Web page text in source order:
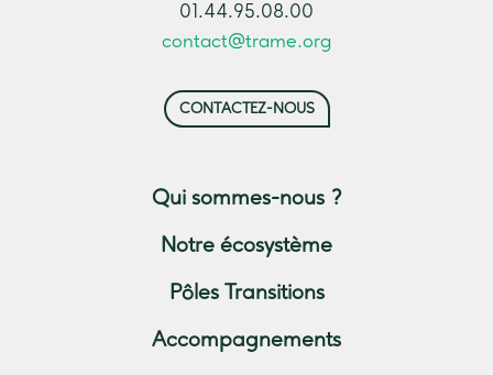
01.44.95.08.00
contact@trame.org
CONTACTEZ-NOUS
Qui sommes-nous ?
Notre écosystème
Pôles Transitions
Accompagnements